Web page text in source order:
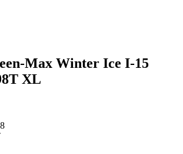
Max Winter Ice I-15
XL